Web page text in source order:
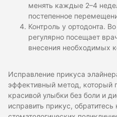
менять каждые 2–4
постепенное
Контроль у ортодонта.
регулярно посещает
внесения необходимых
Исправление прикуса
эффективный метод, который
красивой улыбки без боли и
исправить прикус, обратитесь